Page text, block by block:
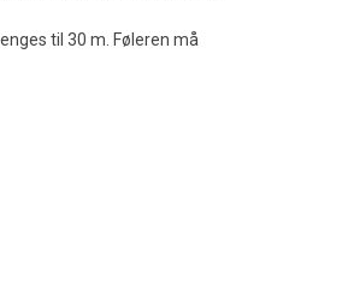
til 30 m. Føleren må